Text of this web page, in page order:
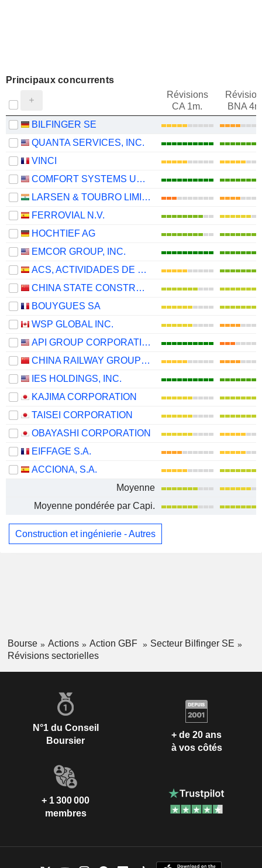
Principaux concurrents
Révisions
CA 1m.
BNA
BILFINGER SE
QUANTA SERVICES, INC.
VINCI
COMFORT SYSTEMS USA, INC.
LARSEN & TOUBRO LIMITED
FERROVIAL N.V.
HOCHTIEF AG
EMCOR GROUP, INC.
ACS, ACTIVIDADES DE CONSTRUCCIÓN Y SERVICIOS, S.A.
CHINA STATE CONSTRUCTION ENGINEERING CORPORATION LIMITED
BOUYGUES SA
WSP GLOBAL INC.
API GROUP CORPORATION
CHINA RAILWAY GROUP LIMITED
IES HOLDINGS, INC.
KAJIMA CORPORATION
TAISEI CORPORATION
OBAYASHI CORPORATION
EIFFAGE S.A.
ACCIONA, S.A.
Moyenne
Moyenne pondérée par Capi.
Construction et ingénierie - Autres
Bourse Actions Action GBF
Secteur Bilfinger SE
Révisions sectorielles
N°1 du Conseil
Boursier
+ de 20 ans
à vos côtés
+ 1 300 000
membres